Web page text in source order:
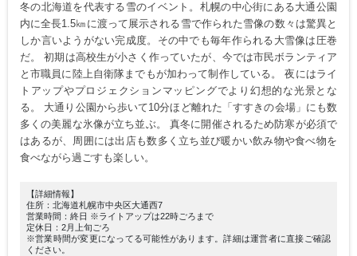
冬の北海道を代表する雪のイベント。札幌の中心街にある大通公園
内に全長1.5㎞に渡って展示される雪で作られた雪像の数々は驚異と
しか言いようがない完成度。その中でも毎年作られる大雪像は圧巻
だ。 初期は高校生が小さく作っていたが、今では市民ボランティア
と市職員に陸上自衛隊までもが加わって制作している。 夜にはライ
トアップやプロジェクションマッピングでより幻想的な光景とな
る。 大通り公園から歩いて10分ほど離れた「すすきの会場」にも数
多くの美麗な氷像が立ち並ぶ。 真冬に開催されるため防寒が必須で
はあるが、周囲には出店も数多く立ち並び暖かい飲み物や食べ物を
食べながら過ごすも楽しい。
【詳細情報】
住所：北海道札幌市中央区大通西7
営業時間：終日 ※ライトアップは22時ごろまで
定休日：2月上旬ごろ
※営業時間が変更になってる可能性があります。詳細は運営者に直接ご確認
ください。